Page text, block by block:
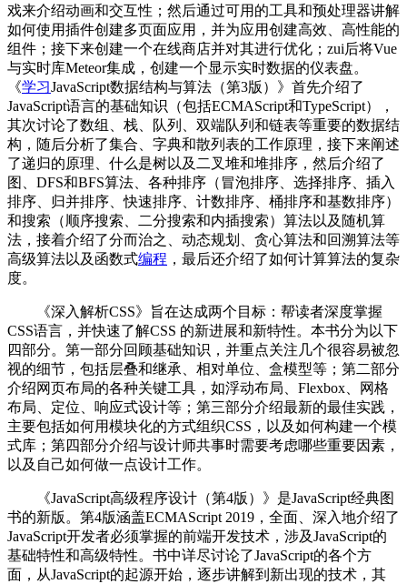
戏来介绍动画和交互性；然后通过可用的工具和预处理器讲解
如何使用插件创建多页面应用，并为应用创建高效、高性能的
组件；接下来创建一个在线商店并对其进行优化；zui后将Vue
与实时库Meteor集成，创建一个显示实时数据的仪表盘。
《学习JavaScript数据结构与算法（第3版）》首先介绍了
JavaScript语言的基础知识（包括ECMAScript和TypeScript），
其次讨论了数组、栈、队列、双端队列和链表等重要的数据结
构，随后分析了集合、字典和散列表的工作原理，接下来阐述
了递归的原理、什么是树以及二叉堆和堆排序，然后介绍了
图、DFS和BFS算法、各种排序（冒泡排序、选择排序、插入
排序、归并排序、快速排序、计数排序、桶排序和基数排序）
和搜索（顺序搜索、二分搜索和内插搜索）算法以及随机算
法，接着介绍了分而治之、动态规划、贪心算法和回溯算法等
高级算法以及函数式编程 ，最后还介绍了如何计算算法的复杂
度。
《深入解析CSS》旨在达成两个目标：帮读者深度掌握
CSS语言，并快速了解CSS 的新进展和新特性。本书分为以下
四部分。第一部分回顾基础知识，并重点关注几个很容易被忽
视的细节，包括层叠和继承、相对单位、盒模型等；第二部分
介绍网页布局的各种关键工具，如浮动布局、Flexbox、网格
布局、定位、响应式设计等；第三部分介绍最新的最佳实践，
主要包括如何用模块化的方式组织CSS，以及如何构建一个模
式库；第四部分介绍与设计师共事时需要考虑哪些重要因素，
以及自己如何做一点设计工作。
《JavaScript高级程序设计（第4版）》是JavaScript经典图
书的新版。第4版涵盖ECMAScript 2019，全面、深入地介绍了
JavaScript开发者必须掌握的前端开发技术，涉及JavaScript的
基础特性和高级特性。书中详尽讨论了JavaScript的各个方
面，从JavaScript的起源开始，逐步讲解到新出现的技术，其